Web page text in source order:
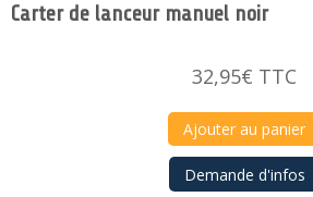
Carter de lanceur manuel noir
32,95€ TTC
Ajouter au panier
Demande d'infos